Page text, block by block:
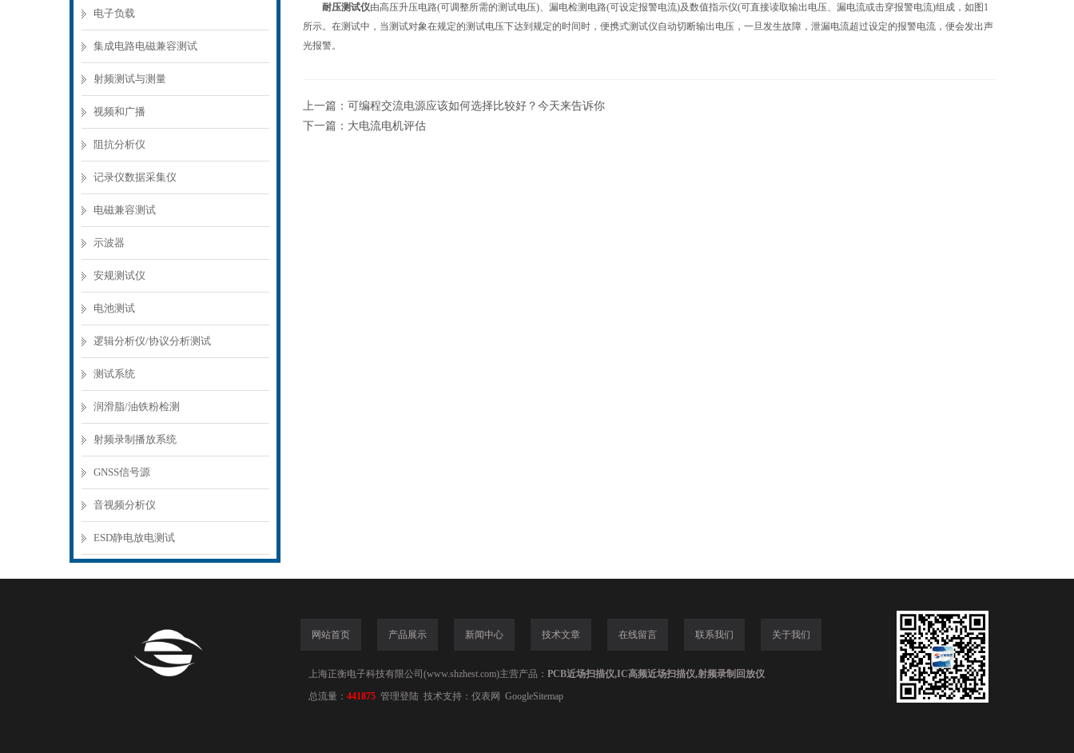
电子负载
集成电路电磁兼容测试
射频测试与测量
视频和广播
阻抗分析仪
记录仪数据采集仪
电磁兼容测试
示波器
安规测试仪
电池测试
逻辑分析仪/协议分析测试
测试系统
润滑脂/油铁粉检测
射频录制播放系统
GNSS信号源
音视频分析仪
ESD静电放电测试
耐压测试仪由高压升压电路(可调整所需的测试电压)、漏电检测电路(可设定报警电流)及数值指示仪(可直接读取输出电压、漏电流或击穿报警电流)组成，如图1
所示。在测试中，当测试对象在规定的测试电压下达到规定的时间时，便携式测试仪自动切断输出电压，一旦发生故障，泄漏电流超过设定的报警电流，便会发出声
光报警。
上一篇： 可编程交流电源应该如何选择比较好？今天来告诉你
下一篇： 大电流电机评估
网站首页 产品展示 新闻中心 技术文章 在线留言 联系我们 关于我们
上海正衡电子科技有限公司(www.shzhest.com)主营产品： PCB近场扫描仪,IC高频近场扫描仪,射频录制回放仪
总流量： 441875 管理登陆 技术支持： 仪表网 GoogleSitemap